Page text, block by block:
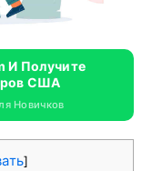
И Получите
США
Новичков
]